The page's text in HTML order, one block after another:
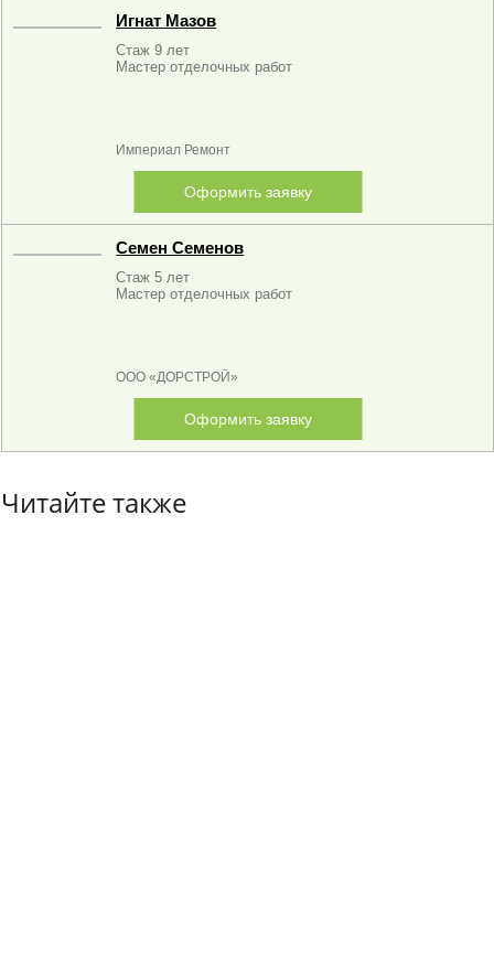
Игнат Мазов
Стаж 9 лет
Мастер отделочных работ
Империал Ремонт
Оформить заявку
Семен Семенов
Стаж 5 лет
Мастер отделочных работ
ООО «ДОРСТРОЙ»
Оформить заявку
Читайте также